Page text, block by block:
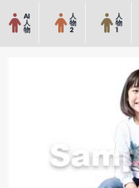
AI
人
物
人
物
2
人
物
1